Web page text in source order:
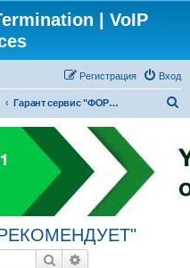
| VoIP
Вход
Регистрация
Гарант сервис "ФОРУМ РЕКОМЕНДУЕТ"
с
к
РЕКОМЕНДУЕТ"
Поиск